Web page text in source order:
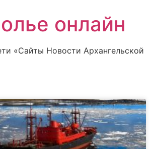
онлайн
«Сайты Новости Архангельской